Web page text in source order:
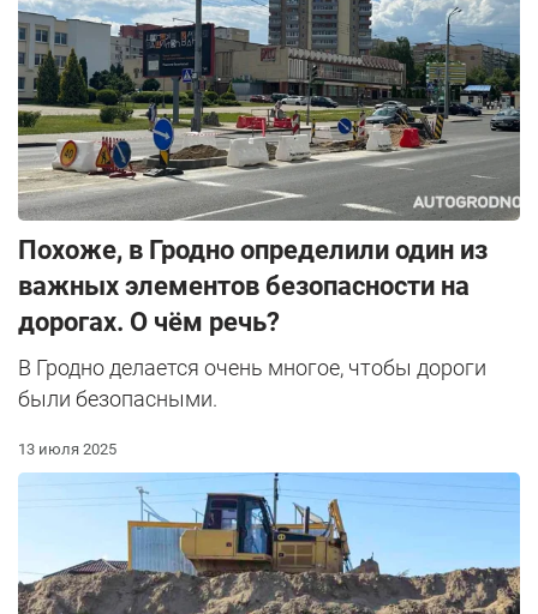
Похоже, в Гродно определили один из
важных элементов безопасности на
дорогах. О чём речь?
В Гродно делается очень многое, чтобы дороги
были безопасными.
13 июля 2025